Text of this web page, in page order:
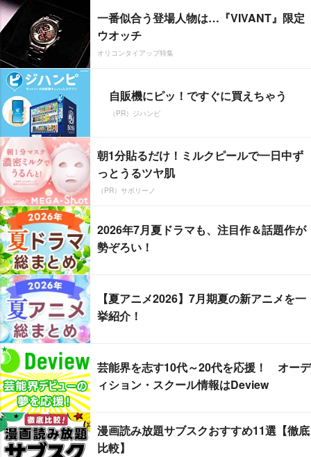
一番似合う登場人物は…『VIVANT』限定
ウオッチ
オリコンタイアップ特集
自販機にピッ！ですぐに買えちゃう
（PR）ジハンピ
朝1分貼るだけ！ミルクピールで一日中ず
っとうるツヤ肌
（PR）サボリーノ
2026年7月夏ドラマも、注目作＆話題作が
勢ぞろい！
【夏アニメ2026】7月期夏の新アニメを一
挙紹介！
芸能界を志す10代～20代を応援！ オーデ
ィション・スクール情報はDeview
漫画読み放題サブスクおすすめ11選【徹底
比較】